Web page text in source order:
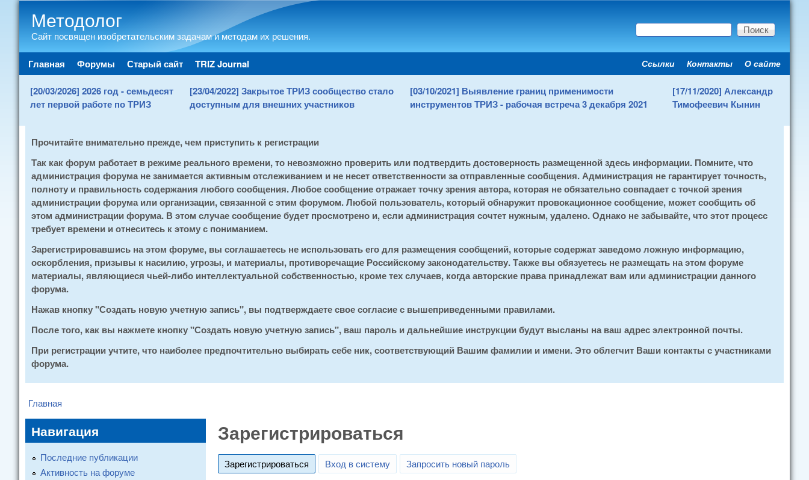
Методолог
Сайт посвящен изобретательским задачам и методам их решения. Форма поиска
Поиск
Main menu
Главная Форумы Старый сайт TRIZ Journal Secondary menu
Ссылки Контакты О сайте
[20/03/2026] 2026 год - семьдесят
лет первой работе по ТРИЗ
[23/04/2022] Закрытое ТРИЗ сообщество стало
доступным для внешних участников
[03/10/2021] Выявление границ применимости
инструментов ТРИЗ - рабочая встреча 3 декабря 2021
[17/11/2020] Александр
Тимофеевич Кынин
Прочитайте внимательно прежде, чем приступить к регистрации
Так как форум работает в режиме реального времени, то невозможно проверить или подтвердить достоверность размещенной здесь информации. Помните, что
администрация форума не занимается активным отслеживанием и не несет ответственности за отправленные сообщения. Администрация не гарантирует точность,
полноту и правильность содержания любого сообщения. Любое сообщение отражает точку зрения автора, которая не обязательно совпадает с точкой зрения
администрации форума или организации, связанной с этим форумом. Любой пользователь, который обнаружит провокационное сообщение, может сообщить об
этом администрации форума. В этом случае сообщение будет просмотрено и, если администрация сочтет нужным, удалено. Однако не забывайте, что этот процесс
требует времени и отнеситесь к этому с пониманием.
Зарегистрировавшись на этом форуме, вы соглашаетесь не использовать его для размещения сообщений, которые содержат заведомо ложную информацию,
оскорбления, призывы к насилию, угрозы, и материалы, противоречащие Российскому законодательству. Также вы обязуетесь не размещать на этом форуме
материалы, являющиеся чьей-либо интеллектуальной собственностью, кроме тех случаев, когда авторские права принадлежат вам или администрации данного
форума.
Нажав кнопку "Создать новую учетную запись", вы подтверждаете свое согласие с вышеприведенными правилами.
После того, как вы нажмете кнопку "Создать новую учетную запись", ваш пароль и дальнейшие инструкции будут высланы на ваш адрес электронной почты.
При регистрации учтите, что наиболее предпочтительно выбирать себе ник, соответствующий Вашим фамилии и имени. Это облегчит Ваши контакты с участниками
форума.
You are here
Главная
Зарегистрироваться
Зарегистрироваться (active tab)
Вход в систему Запросить новый пароль
Навигация
Последние публикации
Активность на форуме